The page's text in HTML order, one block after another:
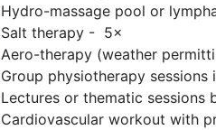
Hydro-massage pool or
Salt therapy - 5×
Aero-therapy (weather
Group physiotherapy
Lectures or thematic
Cardiovascular workout with